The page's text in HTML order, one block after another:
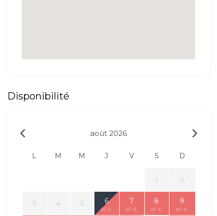
Disponibilité
août 2026
L M M J V S D
1 2
3 4 5 6
87 €
7
87 €
8
87 €
9
87 €